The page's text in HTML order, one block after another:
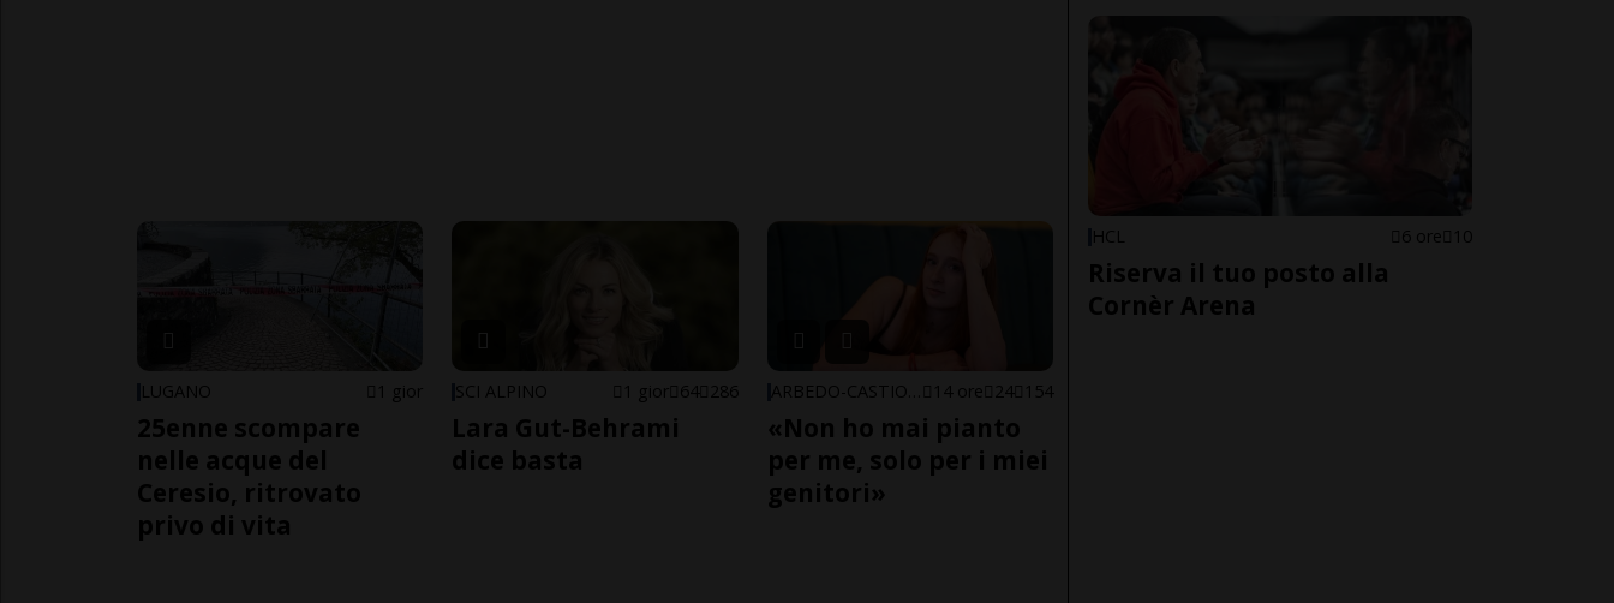
LUGANO 1 gior
25enne scompare
nelle acque del
Ceresio, ritrovato
privo di vita
SCI ALPINO 1 gior 64 286
Lara Gut-Behrami
dice basta
14 ore 24 154
«Non ho mai pianto
per me, solo per i miei
genitori»
HCL 6 ore 10
Riserva il tuo posto alla
Cornèr Arena